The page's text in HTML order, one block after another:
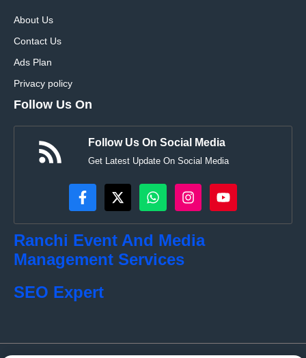
About Us
Contact Us
Ads Plan
Privacy policy
Follow Us On
Follow Us On Social Media
Get Latest Update On Social Media
Ranchi Event And Media
Management Services
SEO Expert